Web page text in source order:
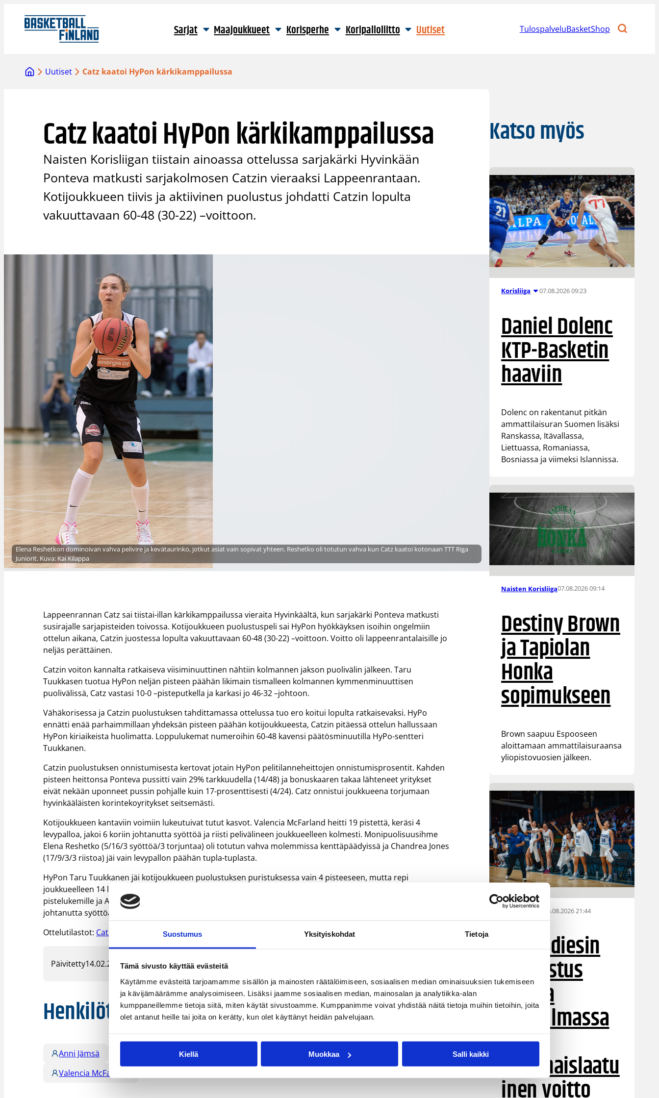
Suostumus Yksityiskohdat Tietoja
Tämä sivusto käyttää evästeitä
Käytämme evästeitä tarjoamamme sisällön ja mainosten räätälöimiseen, sosiaalisen median ominaisuuksien tukemiseen
ja kävijämäärämme analysoimiseen. Lisäksi jaamme sosiaalisen median, mainosalan ja analytiikka-alan
kumppaneillemme tietoja siitä, miten käytät sivustoamme. Kumppanimme voivat yhdistää näitä tietoja muihin tietoihin, joita
olet antanut heille tai joita on kerätty, kun olet käyttänyt heidän palvelujaan.
Kiellä Muokkaa Salli kaikki
sisältöön
Sarjat Maajoukkueet Korisperhe Koripalloliitto Uutiset TulospalveluBasketShop
Uutiset Catz kaatoi HyPon kärkikamppailussa
Catz kaatoi HyPon kärkikamppailussa
Naisten Korisliigan tiistain ainoassa ottelussa sarjakärki Hyvinkään
Ponteva matkusti sarjakolmosen Catzin vieraaksi Lappeenrantaan.
Kotijoukkueen tiivis ja aktiivinen puolustus johdatti Catzin lopulta
vakuuttavaan 60-48 (30-22) –voittoon.
Elena Reshetkon dominoivan vahva pelivire ja kevätaurinko, jotkut asiat vain sopivat yhteen. Reshetko oli totutun vahva kun Catz kaatoi kotonaan TTT Riga
Juniorit. Kuva: Kai Kilappa
Lappeenrannan Catz sai tiistai-illan kärkikamppailussa vieraita Hyvinkäältä, kun sarjakärki Ponteva matkusti
susirajalle sarjapisteiden toivossa. Kotijoukkueen puolustuspeli sai HyPon hyökkäyksen isoihin ongelmiin
ottelun aikana, Catzin juostessa lopulta vakuuttavaan 60-48 (30-22) –voittoon. Voitto oli lappeenrantalaisille jo
neljäs perättäinen.
Catzin voiton kannalta ratkaiseva viisiminuuttinen nähtiin kolmannen jakson puolivälin jälkeen. Taru
Tuukkasen tuotua HyPon neljän pisteen päähän likimain tismalleen kolmannen kymmenminuuttisen
puolivälissä, Catz vastasi 10-0 –pisteputkella ja karkasi jo 46-32 –johtoon.
Vähäkorisessa ja Catzin puolustuksen tahdittamassa ottelussa tuo ero koitui lopulta ratkaisevaksi. HyPo
ennätti enää parhaimmillaan yhdeksän pisteen päähän kotijoukkueesta, Catzin pitäessä ottelun hallussaan
HyPon kiriaikeista huolimatta. Loppulukemat numeroihin 60-48 kavensi päätösminuutilla HyPo-sentteri
Tuukkanen.
Catzin puolustuksen onnistumisesta kertovat jotain HyPon pelitilanneheittojen onnistumisprosentit. Kahden
pisteen heittonsa Ponteva pussitti vain 29% tarkkuudella (14/48) ja bonuskaaren takaa lähteneet yritykset
eivät nekään uponneet pussin pohjalle kuin 17-prosenttisesti (4/24). Catz onnistui joukkueena torjumaan
hyvinkääläisten korintekoyritykset seitsemästi.
Kotijoukkueen kantaviin voimiin lukeutuivat tutut kasvot. Valencia McFarland heitti 19 pistettä, keräsi 4
levypalloa, jakoi 6 koriin johtanutta syöttöä ja riisti pelivälineen joukkueelleen kolmesti. Monipuolisuusihme
Elena Reshetko (5/16/3 syöttöä/3 torjuntaa) oli totutun vahva molemmissa kenttäpäädyissä ja Chandrea Jones
(17/9/3/3 riistoa) jäi vain levypallon päähän tupla-tuplasta.
HyPon Taru Tuukkanen jäi kotijoukkueen puolustuksen puristuksessa vain 4 pisteeseen, mutta repi
joukkueelleen 14 levypalloa. Niina Laaksonen (11/5) selvitti ainoana Pontevan pelaajana kaksinumeroisille
pistelukemille ja Anni Jämsä kantoi hienosti vastuuta HyPon takakentällä, heittäen 6 pistettä, jakaen 4 koriin
johtanutta syöttöä ja riistäen pallon neljästi vajaan 33 peliminuuttinsa aikana.
Ottelutilastot: Catz – HyPo
Päivitetty14.02.2017
Henkilöt
Anni Jämsä Chandrea Jones Niina Laaksonen
Valencia McFarland
Katso myös
Korisliiga 07.08.2026 09:23
Daniel Dolenc
KTP-Basketin
haaviin
Dolenc on rakentanut pitkän
ammattilaisuran Suomen lisäksi
Ranskassa, Itävallassa,
Liettuassa, Romaniassa,
Bosniassa ja viimeksi Islannissa.
Naisten Korisliiga07.08.2026 09:14
Destiny Brown
ja Tapiolan
Honka
sopimukseen
Brown saapuu Espooseen
aloittamaan ammattilaisuraansa
yliopistovuosien jälkeen.
Maaottelu 06.08.2026 21:44
Susiladiesin
puolustus
rautaa
Tukholmassa
–
harvinaislaatu